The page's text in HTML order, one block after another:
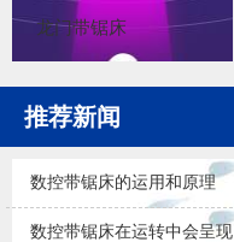
龙门带锯床
推荐新闻
数控带锯床的运用和原理
数控带锯床在运转中会呈现